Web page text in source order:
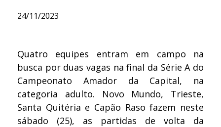
24/11/2023
Quatro equipes entram em campo na
busca por duas vagas na final da Série A do
Campeonato Amador da Capital, na
categoria adulto. Novo Mundo, Trieste,
Santa Quitéria e Capão Raso fazem neste
sábado (25), as partidas de volta da